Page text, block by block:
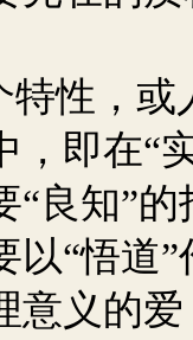
特性，
，即在“
“良知”
以“悟道
意义的